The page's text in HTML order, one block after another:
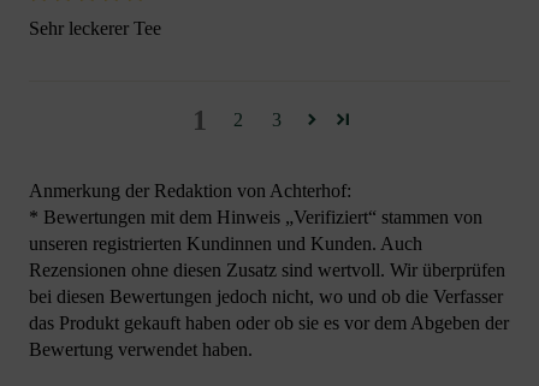
Sehr leckerer Tee
1 2 3
Anmerkung der Redaktion von Achterhof:
* Bewertungen mit dem Hinweis „Verifiziert“ stammen von
unseren registrierten Kundinnen und Kunden. Auch
Rezensionen ohne diesen Zusatz sind wertvoll. Wir überprüfen
bei diesen Bewertungen jedoch nicht, wo und ob die Verfasser
das Produkt gekauft haben oder ob sie es vor dem Abgeben der
Bewertung verwendet haben.